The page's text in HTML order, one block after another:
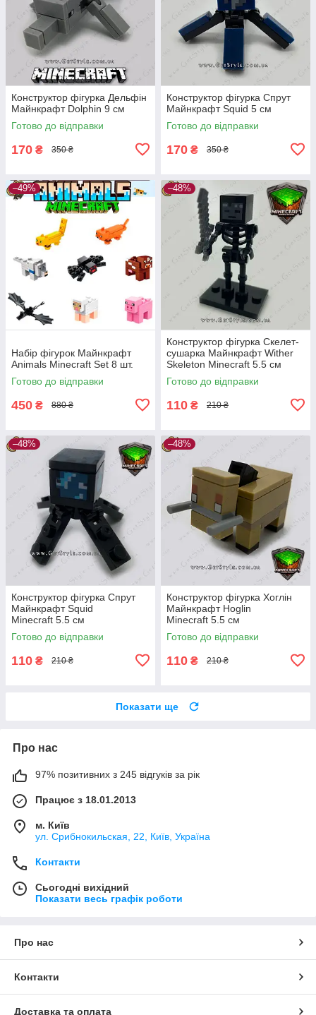
Конструктор фігурка Дельфін
Майнкрафт Dolphin 9 см
Готово до відправки
170 ₴ 350 ₴
Конструктор фігурка Спрут
Майнкрафт Squid 5 см
Готово до відправки
170 ₴ 350 ₴
–49%
Набір фігурок Майнкрафт
Animals Minecraft Set 8 шт.
Готово до відправки
450 ₴ 880 ₴
–48%
Конструктор фігурка Скелет-
сушарка Майнкрафт Wither
Skeleton Minecraft 5.5 см
Готово до відправки
110 ₴ 210 ₴
–48%
Конструктор фігурка Спрут
Майнкрафт Squid
Minecraft 5.5 см
Готово до відправки
110 ₴ 210 ₴
–48%
Конструктор фігурка Хоглін
Майнкрафт Hoglin
Minecraft 5.5 см
Готово до відправки
110 ₴ 210 ₴
Показати ще
Про нас
97% позитивних з 245 відгуків за рік
Працює з 18.01.2013
м. Київ
ул. Срибнокильская, 22, Київ, Україна
Контакти
Сьогодні вихідний
Показати весь графік роботи
Про нас
Контакти
Доставка та оплата